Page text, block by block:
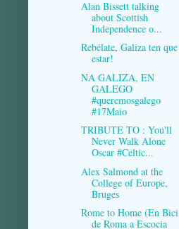
Alan Bissett talking
about Scottish
Independence o...
Rebélate, Galiza ten que
estar!
NA GALIZA, EN
GALEGO
#queremosgalego
#17Maio
TRIBUTE TO : You'll
Never Walk Alone
Oscar #Celtic...
Alex Salmond at the
College of Europe,
Bruges
Rome to Home (En Bici
de Roma a Escocia